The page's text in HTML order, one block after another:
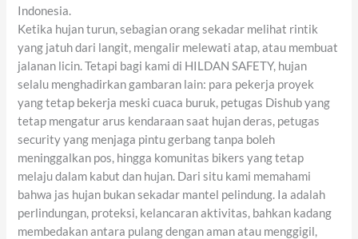
Indonesia.
Ketika hujan turun, sebagian orang sekadar melihat rintik
yang jatuh dari langit, mengalir melewati atap, atau membuat
jalanan licin. Tetapi bagi kami di HILDAN SAFETY, hujan
selalu menghadirkan gambaran lain: para pekerja proyek
yang tetap bekerja meski cuaca buruk, petugas Dishub yang
tetap mengatur arus kendaraan saat hujan deras, petugas
security yang menjaga pintu gerbang tanpa boleh
meninggalkan pos, hingga komunitas bikers yang tetap
melaju dalam kabut dan hujan. Dari situ kami memahami
bahwa jas hujan bukan sekadar mantel pelindung. Ia adalah
perlindungan, proteksi, kelancaran aktivitas, bahkan kadang
membedakan antara pulang dengan aman atau menggigil,